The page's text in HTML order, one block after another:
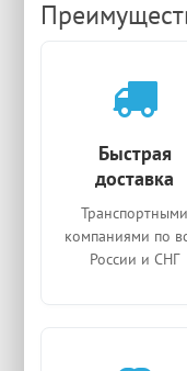
Быстрая
доставка
Транспортными
компаниями по
России и СНГ